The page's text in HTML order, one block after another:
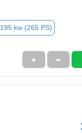
195 kw (265 PS)
★ ➦